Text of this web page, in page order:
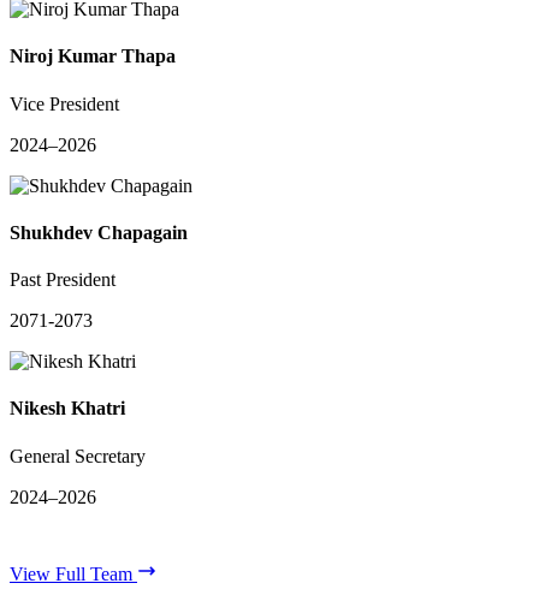
Niroj Kumar Thapa
Vice President
2024–2026
Shukhdev Chapagain
Past President
2071-2073
Nikesh Khatri
General Secretary
2024–2026
View Full Team